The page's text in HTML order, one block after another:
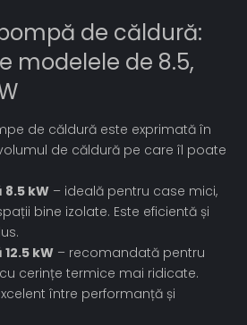
de căldură:
modelele de 8.5,
de căldură este exprimată în
de căldură pe care îl poate
kW – ideală pentru case mici,
bine izolate. Este eficientă și
kW – recomandată pentru
cerințe termice mai ridicate.
între performanță și